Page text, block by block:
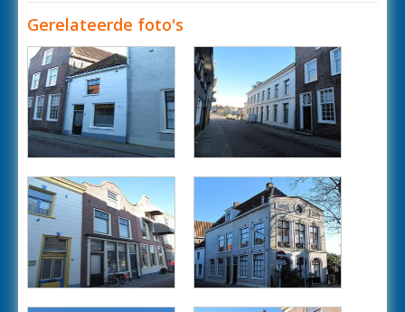
Gerelateerde foto's